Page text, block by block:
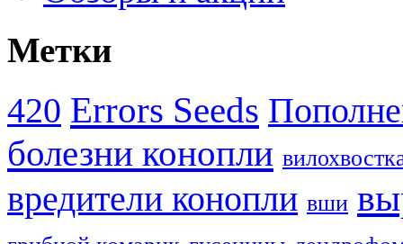
Метки
420 Errors Seeds
болезни конопли
вредители конопли вши